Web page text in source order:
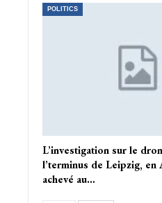
POLITICS
L’investigation sur le
l’terminus de Leipzig, en
achevé au…